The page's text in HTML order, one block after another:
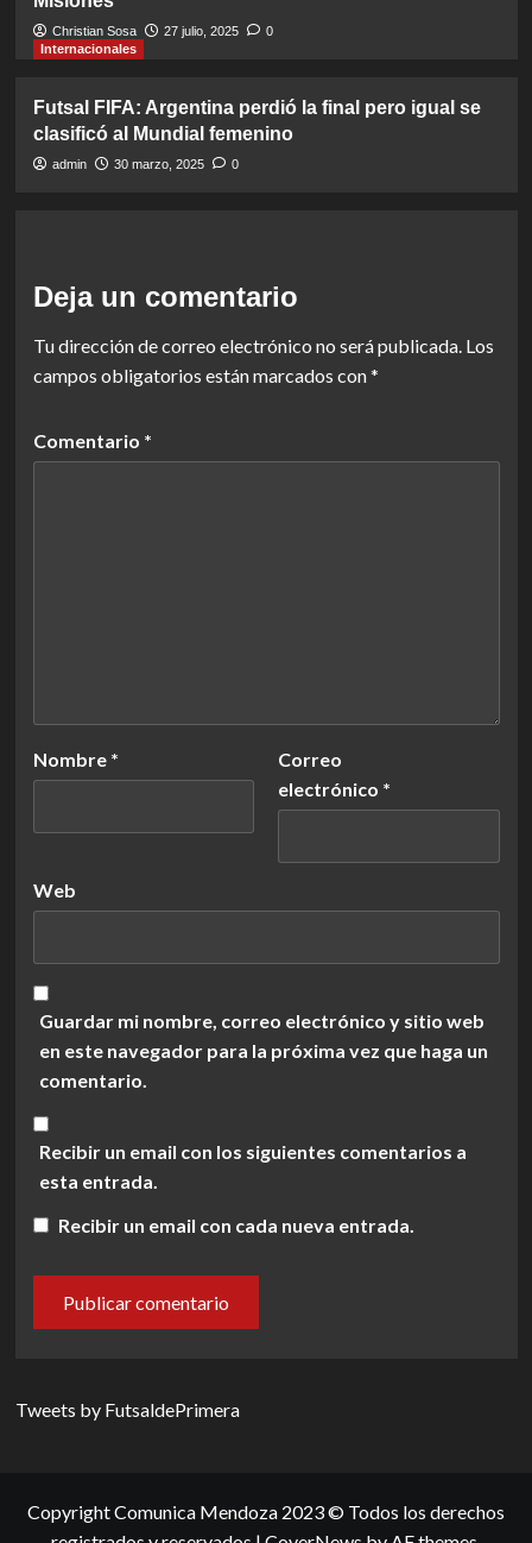
Christian Sosa 27 julio, 2025
0
Internacionales
Futsal FIFA: Argentina perdió la final pero igual se
clasificó al Mundial femenino
admin 30 marzo, 2025 0
Deja un comentario
Tu dirección de correo electrónico no será publicada. Los
campos obligatorios están marcados con*
Comentario *
Nombre *
Correo
electrónico *
Web
Guardar mi nombre, correo electrónico y sitio web
en este navegador para la próxima vez que haga un
comentario.
Recibir un email con los siguientes comentarios a
esta entrada.
Recibir un email con cada nueva entrada.
Tweets by FutsaldePrimera
Copyright Comunica Mendoza 2023 © Todos los derechos